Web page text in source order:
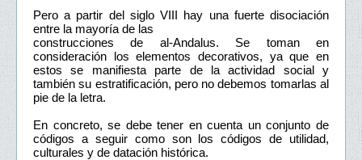
Pero a partir del siglo VIII hay una fuerte disociación
entre la mayoría de las
construcciones de al-Andalus. Se toman en
consideración los elementos decorativos, ya que en
estos se manifiesta parte de la actividad social y
también su estratificación, pero no debemos tomarlas al
pie de la letra.
En concreto, se debe tener en cuenta un conjunto de
códigos a seguir como son los códigos de utilidad,
culturales y de datación histórica.